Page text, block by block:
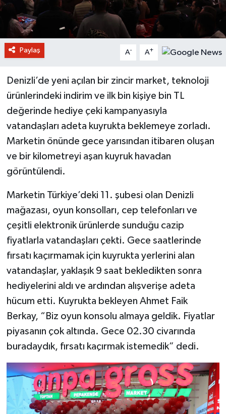
Paylaş A- A+
Denizli’de yeni açılan bir zincir market, teknoloji
ürünlerindeki indirim ve ilk bin kişiye bin TL
değerinde hediye çeki kampanyasıyla
vatandaşları adeta kuyrukta beklemeye zorladı.
Marketin önünde gece yarısından itibaren oluşan
ve bir kilometreyi aşan kuyruk havadan
görüntülendi.
Marketin Türkiye’deki 11. şubesi olan Denizli
mağazası, oyun konsolları, cep telefonları ve
çeşitli elektronik ürünlerde sunduğu cazip
fiyatlarla vatandaşları çekti. Gece saatlerinde
fırsatı kaçırmamak için kuyrukta yerlerini alan
vatandaşlar, yaklaşık 9 saat bekledikten sonra
hediyelerini aldı ve ardından alışverişe adeta
hücum etti. Kuyrukta bekleyen Ahmet Faik
Berkay, “Biz oyun konsolu almaya geldik. Fiyatlar
piyasanın çok altında. Gece 02.30 civarında
buradaydık, fırsatı kaçırmak istemedik” dedi.